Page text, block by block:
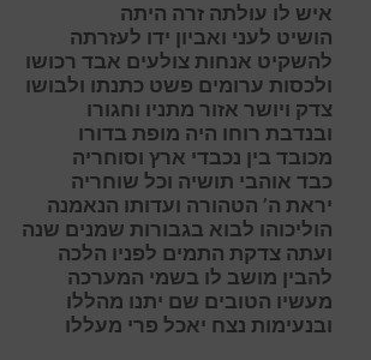
איש לו עולתה זרה היתה
הושיט לעני ואביון ידו לעזרתה
להשקיט אנחות צולעים אבד רכושו
ולכסות ערומים פשט כתנתו ולבושו
צדק ויושר אזור מתניו וחגורו
ובנדבת רוחו היה מופת בדורו
מכובד בין נכבדי ארץ וסוחריה
כבד אוהבי תושיה וכל שוחריה
יראת ה’ הטהורה ועדותו הנאמנה
הוליכוהו לבוא בגבורות שמנים שנה
ועתה צדקת התמים לפניו הלכה
להבין מושב לו בשמי המערכה
מעשיו הטובים שם יתנו מהללו
ובנעימות נצח יאכל פרי מעללו